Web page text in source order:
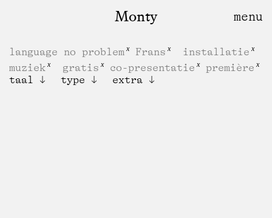
Monty
language no problem Frans
installatie
muziek
gratis co-presentatie
première
taal
type extra